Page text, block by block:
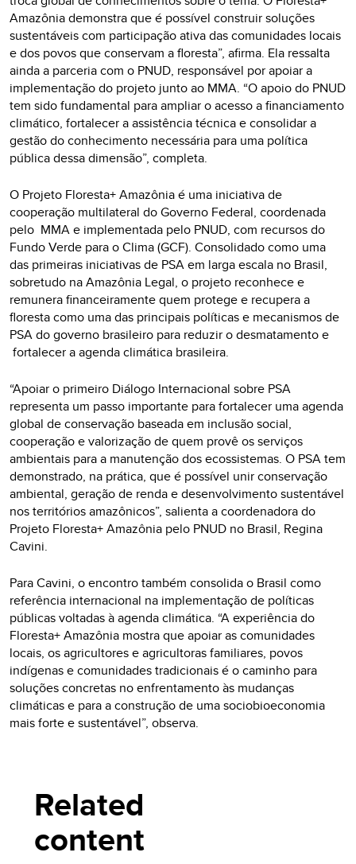
Amazônia demonstra que é possível construir soluções
sustentáveis com participação ativa das comunidades locais
e dos povos que conservam a floresta”, afirma. Ela ressalta
ainda a parceria com o PNUD, responsável por apoiar a
implementação do projeto junto ao MMA. “O apoio do PNUD
tem sido fundamental para ampliar o acesso a financiamento
climático, fortalecer a assistência técnica e consolidar a
gestão do conhecimento necessária para uma política
pública dessa dimensão”, completa.
O Projeto Floresta+ Amazônia é uma iniciativa de
cooperação multilateral do Governo Federal, coordenada
pelo MMA e implementada pelo PNUD, com recursos do
Fundo Verde para o Clima (GCF). Consolidado como uma
das primeiras iniciativas de PSA em larga escala no Brasil,
sobretudo na Amazônia Legal, o projeto reconhece e
remunera financeiramente quem protege e recupera a
floresta como uma das principais políticas e mecanismos de
PSA do governo brasileiro para reduzir o desmatamento e
fortalecer a agenda climática brasileira.
“Apoiar o primeiro Diálogo Internacional sobre PSA
representa um passo importante para fortalecer uma agenda
global de conservação baseada em inclusão social,
cooperação e valorização de quem provê os serviços
ambientais para a manutenção dos ecossistemas. O PSA tem
demonstrado, na prática, que é possível unir conservação
ambiental, geração de renda e desenvolvimento sustentável
nos territórios amazônicos”, salienta a coordenadora do
Projeto Floresta+ Amazônia pelo PNUD no Brasil, Regina
Cavini.
Para Cavini, o encontro também consolida o Brasil como
referência internacional na implementação de políticas
públicas voltadas à agenda climática. “A experiência do
Floresta+ Amazônia mostra que apoiar as comunidades
locais, os agricultores e agricultoras familiares, povos
indígenas e comunidades tradicionais é o caminho para
soluções concretas no enfrentamento às mudanças
climáticas e para a construção de uma sociobioeconomia
mais forte e sustentável”, observa.
Related
content